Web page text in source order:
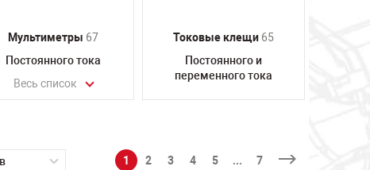
Мультиметры 67
Постоянного тока
Весь список
Токовые клещи 65
Постоянного и
переменного тока
1 2 3 4 5 ... 7